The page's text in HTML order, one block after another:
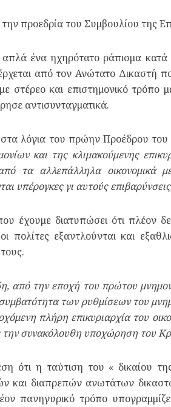
προεδρία του Συμβουλίου της
ένα ηχηρότατο ράπισμα
από τον Ανώτατο Δικαστή
στέρεο και επιστημονικό
αντισυνταγματικά.
λόγια του πρώην Προέδρου του
και της κλιμακούμενης
τα αλλεπάλληλα οικονομικά
υπέρογκες γι αυτούς
έχουμε διατυπώσει ότι πλέον
πολίτες εξαντλούνται και
από την εποχή του πρώτου
των ρυθμίσεων του
πλήρη επικυριαρχία του
συνακόλουθη υποχώρηση του
ότι η ταύτιση του « δικαίου
και διαπρεπών ανωτάτων
πανηγυρικό τρόπο